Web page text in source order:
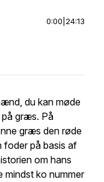
0:00 24:13
du kan møde
græs. På
græs den røde
foder på basis af
om hans
ko nummer